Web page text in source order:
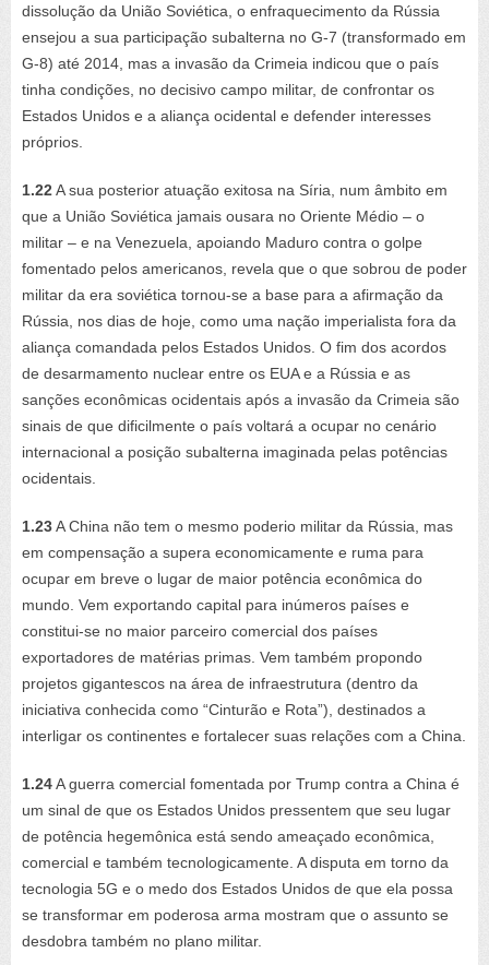
dissolução da União Soviética, o enfraquecimento da Rússia
ensejou a sua participação subalterna no G-7 (transformado em
G-8) até 2014, mas a invasão da Crimeia indicou que o país
tinha condições, no decisivo campo militar, de confrontar os
Estados Unidos e a aliança ocidental e defender interesses
próprios.
1.22A sua posterior atuação exitosa na Síria, num âmbito em
que a União Soviética jamais ousara no Oriente Médio – o
militar – e na Venezuela, apoiando Maduro contra o golpe
fomentado pelos americanos, revela que o que sobrou de poder
militar da era soviética tornou-se a base para a afirmação da
Rússia, nos dias de hoje, como uma nação imperialista fora da
aliança comandada pelos Estados Unidos. O fim dos acordos
de desarmamento nuclear entre os EUA e a Rússia e as
sanções econômicas ocidentais após a invasão da Crimeia são
sinais de que dificilmente o país voltará a ocupar no cenário
internacional a posição subalterna imaginada pelas potências
ocidentais.
1.23A China não tem o mesmo poderio militar da Rússia, mas
em compensação a supera economicamente e ruma para
ocupar em breve o lugar de maior potência econômica do
mundo. Vem exportando capital para inúmeros países e
constitui-se no maior parceiro comercial dos países
exportadores de matérias primas. Vem também propondo
projetos gigantescos na área de infraestrutura (dentro da
iniciativa conhecida como “Cinturão e Rota”), destinados a
interligar os continentes e fortalecer suas relações com a China.
1.24A guerra comercial fomentada por Trump contra a China é
um sinal de que os Estados Unidos pressentem que seu lugar
de potência hegemônica está sendo ameaçado econômica,
comercial e também tecnologicamente. A disputa em torno da
tecnologia 5G e o medo dos Estados Unidos de que ela possa
se transformar em poderosa arma mostram que o assunto se
desdobra também no plano militar.